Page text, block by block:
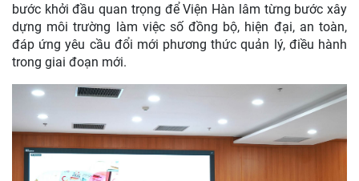
bước khởi đầu quan trọng để Viện Hàn lâm từng bước xây
dựng môi trường làm việc số đồng bộ, hiện đại, an toàn,
đáp ứng yêu cầu đổi mới phương thức quản lý, điều hành
trong giai đoạn mới.